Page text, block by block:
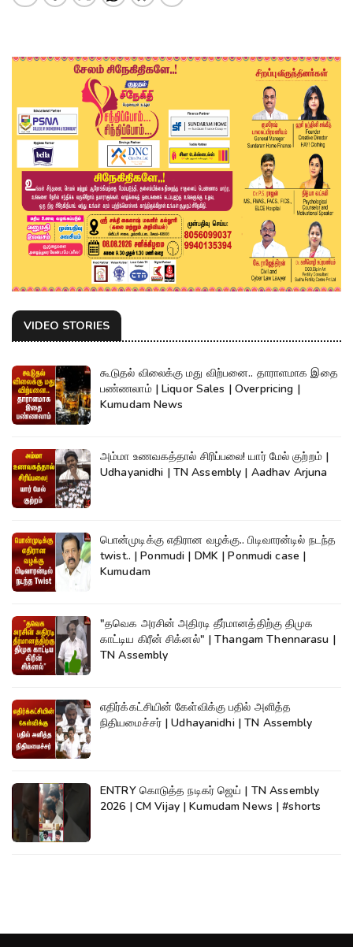
VIDEO STORIES
கூடுதல் விலைக்கு மது விற்பனை.. தாராளமாக இதை
பண்ணலாம் | Liquor Sales | Overpricing |
Kumudam News
அம்மா உணவகத்தால் சிரிப்பலை! யார் மேல் குற்றம் |
Udhayanidhi | TN Assembly | Aadhav Arjuna
பொன்முடிக்கு எதிரான வழக்கு.. பிடிவாரன்டில் நடந்த
twist.. | Ponmudi | DMK | Ponmudi case |
Kumudam
"தவெக அரசின் அதிரடி தீர்மானத்திற்கு திமுக
காட்டிய கிரீன் சிக்னல்" | Thangam Thennarasu |
TN Assembly
எதிர்க்கட்சியின் கேள்விக்கு பதில் அளித்த
நிதியமைச்சர் | Udhayanidhi | TN Assembly
ENTRY கொடுத்த நடிகர் ஜெய் | TN Assembly
2026 | CM Vijay | Kumudam News | #shorts